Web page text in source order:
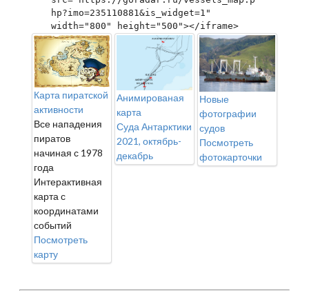
hp?imo=235110881&is_widget=1"
width="800" height="500"></iframe>
Карта пиратской
активности
Все нападения
пиратов
начиная с 1978
года
Интерактивная
карта с
координатами
событий
Посмотреть
карту
Анимированая
карта
Суда Антарктики
2021, октябрь-
декабрь
Новые
фотографии
судов
Посмотреть
фотокарточки